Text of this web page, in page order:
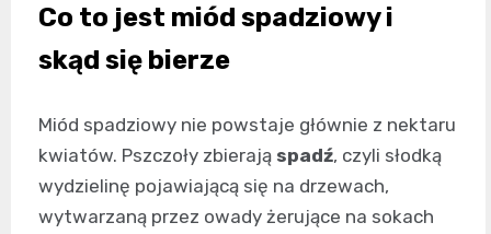
Co to jest miód spadziowy i
skąd się bierze
Miód spadziowy nie powstaje głównie z nektaru
kwiatów. Pszczoły zbierają spadź, czyli słodką
wydzielinę pojawiającą się na drzewach,
wytwarzaną przez owady żerujące na sokach